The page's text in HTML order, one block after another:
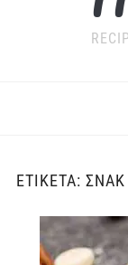
ΕΤΙΚΈΤΑ: ΣΝΑΚ